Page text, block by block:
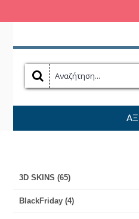
3D SKINS (65)
BlackFriday (4)